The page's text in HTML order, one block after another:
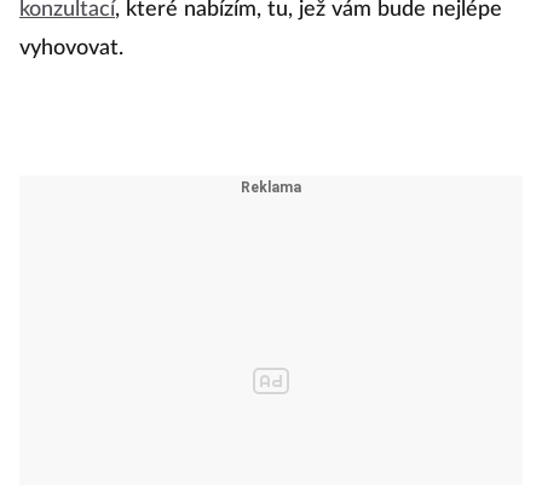
konzultací, které nabízím, tu, jež vám bude nejlépe
vyhovovat.